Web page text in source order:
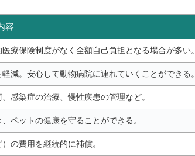
容
療保険制度がなく全額自己負担となる場合が多い。
減。安心して動物病院に連れていくことができる。
感染症の治療、慢性疾患の管理など。
ペットの健康を守ることができる。
の費用を継続的に補償。